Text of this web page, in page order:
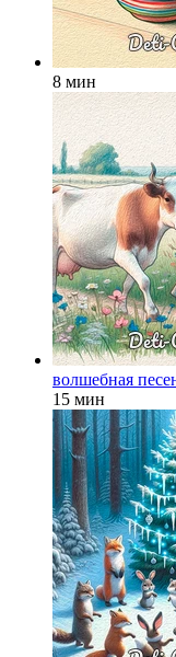
8 мин
волшебная
15 мин